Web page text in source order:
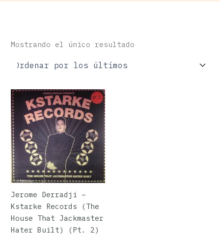
Mostrando el único resultado
Jerome Derradji –
Kstarke Records (The
House That Jackmaster
Hater Built) (Pt. 2)